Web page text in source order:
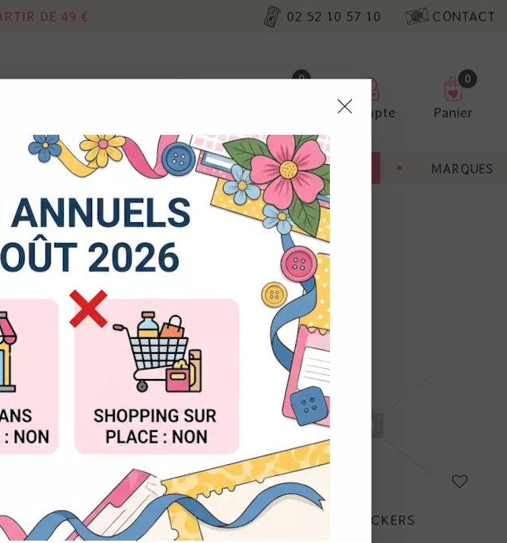
DE 49 € 02 52 10 57 10 CONTACT
0
Compte
0
Panier
OUTILS - RANGEMENT BONNES AFFAIRES MARQUES
3 articles
NEOCOLOR II MINI STICKERS
vos cookies ?
du site
des mises à jour sur nos
erreurs techniques
donc dispensés de consentement. D'autres, non
et du contenu, la mesure des annonces
de produits, les données de géolocalisation
et/ou l'accès aux informations sur un appareil.
des sous-domaines de Kerglaz. Vous
en cliquant sur le widget en bas à droite
ACCEPTER TOUT